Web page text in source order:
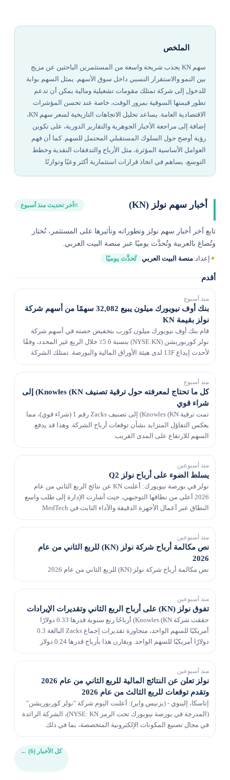
الملخص
سهم KN يجذب شريحة واسعة من المستثمرين الباحثين عن مزيج
بين النمو والاستقرار النسبي داخل سوق الأسهم. يمثل السهم بوابة
للدخول إلى شركة تمتلك مقومات تشغيلية ومالية يمكن أن تدعم
تطور قيمتها السوقية بمرور الوقت، خاصة عند تحسن المؤشرات
الاقتصادية العامة. يساعد تحليل الاتجاهات التاريخية لسعر سهم KN،
إضافة إلى مراجعة الأخبار الجوهرية والتقارير الدورية، على تكوين
رؤية أوضح حول السلوك المستقبلي المحتمل للسهم. كما أن فهم
العوامل الأساسية المؤثرة، مثل الأرباح والتدفقات النقدية وخطط
التوسع، يساهم في اتخاذ قرارات استثمارية أكثر وعيًا وتوازنًا.
أخبار سهم نولز (KN) آخر تحديث منذ أسبوع
تابع آخر أخبار سهم نولز وتطوراته وتأثيرها على المستثمر، تُختار
وتُصاغ بالعربية وتُحدَّث يوميًا عبر منصة البيت العربي.
✦إعداد:منصة البيت العربي تُحدَّث يوميًا
أقدم
منذ أسبوع
بنك أوف نيويورك ميلون يبيع 32,082 سهمًا من أسهم شركة
نولز بقيمة KN
قام بنك أوف نيويورك ميلون كورب بتخفيض حصته في أسهم شركة
نولز كوربوريشن (NYSE:KN) بنسبة 5.6٪ خلال الربع غير المحدد، وفقًا
لأحدث إيداع 13F لدى هيئة الأوراق المالية والبورصة. تمتلك الشركة
منذ أسبوع
كل ما تحتاج لمعرفته حول ترقية تصنيف Knowles (KN) إلى
شراء قوي
تمت ترقية Knowles (KN) إلى تصنيف Zacks رقم 1 (شراء قوي)، مما
يعكس التفاؤل المتزايد بشأن توقعات أرباح الشركة. وهذا قد يدفع
السهم للارتفاع على المدى القريب.
منذ أسبوعين
يسلط الضوء على أرباح نولز Q2
نولز في بورصة نيويورك: أعلنت KN عن نتائج الربع الثاني من عام
2026 أعلى من نطاقها التوجيهي، حيث أشارت الإدارة إلى طلب واسع
النطاق عبر أعمال الأجهزة الدقيقة والأداء الثابت في MedTech
منذ أسبوعين
نص مكالمة أرباح شركة نولز (KN) للربع الثاني من عام
2026
نص مكالمة أرباح شركة نولز (KN) للربع الثاني من عام 2026
منذ أسبوعين
تفوق نولز (KN) على أرباح الربع الثاني وتقديرات الإيرادات
حققت شركة Knowles (KN) أرباحًا ربع سنوية قدرها 0.33 دولارًا
أمريكيًا للسهم الواحد، متجاوزة تقديرات إجماع Zacks البالغة 0.3
دولارًا أمريكيًا للسهم الواحد. ويقارن هذا بأرباح قدرها 0.24 دولار
منذ أسبوعين
نولز تعلن عن النتائج المالية للربع الثاني من عام 2026
وتقدم توقعات للربع الثالث من عام 2026
إتاسكا، إلينوي - (بزنيس واير): أعلنت اليوم شركة "نولز كوربوريشن"
(المدرجة في بورصة نيويورك تحت الرمز NYSE: KN)، الشركة الرائدة
في مجال تصنيع المكونات الإلكترونية المتخصصة، بما في ذلك
كل الأخبار (6) ←